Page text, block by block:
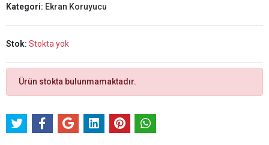
Kategori: Ekran Koruyucu
Stok: Stokta yok
Ürün stokta bulunmamaktadır.